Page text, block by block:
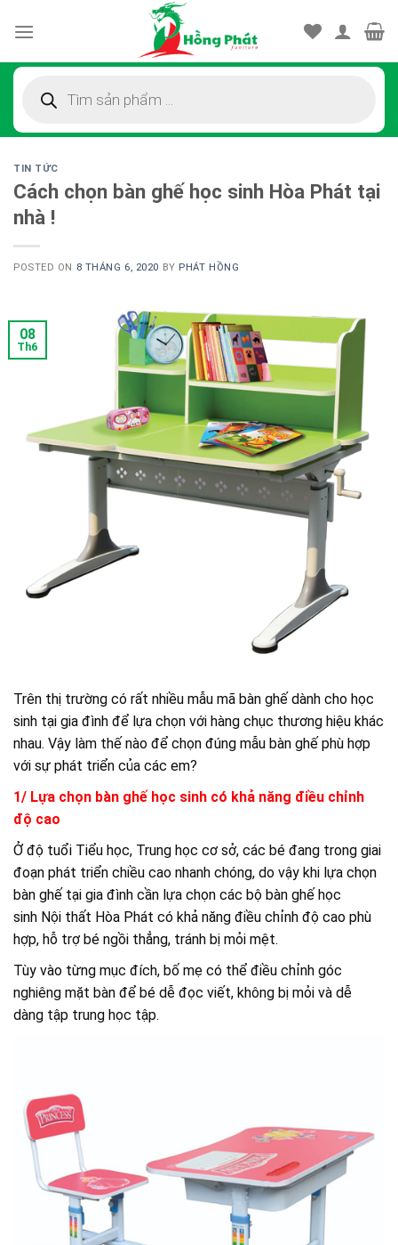
kiếm
TIN TỨC
Cách chọn bàn ghế học sinh Hòa Phát tại
nhà !
POSTED ON 8 THÁNG 6, 2020 BY PHÁT HỒNG
08
Th6
Trên thị trường có rất nhiều mẫu mã bàn ghế dành cho học
sinh tại gia đình để lựa chọn với hàng chục thương hiệu khác
nhau. Vậy làm thế nào để chọn đúng mẫu bàn ghế phù hợp
với sự phát triển của các em?
1/ Lựa chọn bàn ghế học sinh có khả năng điều chỉnh
độ cao
Ở độ tuổi Tiểu học, Trung học cơ sở, các bé đang trong giai
đoạn phát triển chiều cao nhanh chóng, do vậy khi lựa chọn
bàn ghế tại gia đình cần lựa chọn các bộ bàn ghế học
sinh Nội thất Hòa Phát có khả năng điều chỉnh độ cao phù
hợp, hỗ trợ bé ngồi thẳng, tránh bị mỏi mệt.
Tùy vào từng mục đích, bố mẹ có thể điều chỉnh góc
nghiêng mặt bàn để bé dễ đọc viết, không bị mỏi và dễ
dàng tập trung học tập.